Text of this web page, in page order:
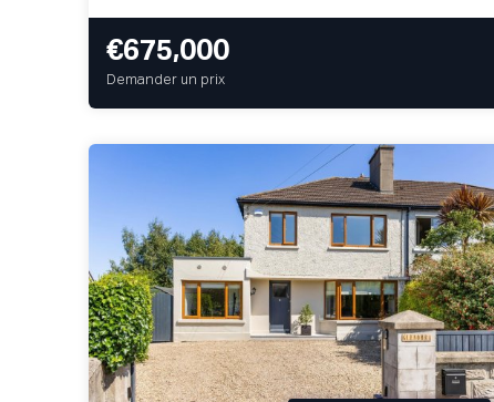
€675,000
Demander un prix